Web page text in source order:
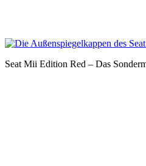
Seat Mii Edition Red – Das